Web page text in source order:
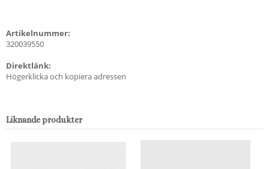
Artikelnummer:
320039550
Direktlänk:
Högerklicka och kopiera adressen
Liknande produkter